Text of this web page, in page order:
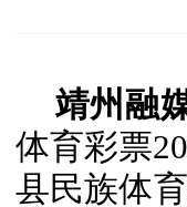
靖州融
体育彩票
县民族体